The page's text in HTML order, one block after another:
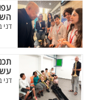
דני
דני